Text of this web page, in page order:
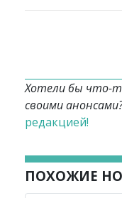
Хотели бы что-
своими
редакцией!
ПОХОЖИЕ